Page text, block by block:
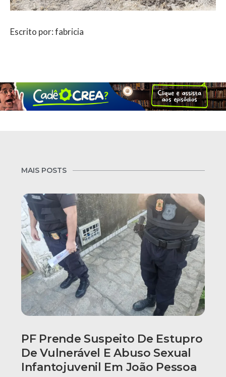
Escrito por: fabricia
MAIS POSTS
PF Prende Suspeito De Estupro
De Vulnerável E Abuso Sexual
Infantojuvenil Em João Pessoa